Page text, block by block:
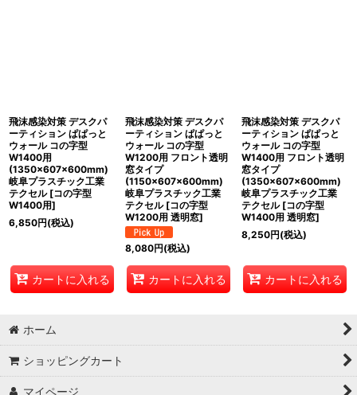
飛沫感染対策 デスクパ
ーティション ぱぱっと
ウォール コの字型
W1400用
(1350×607×600mm)
岐阜プラスチック工業
テクセル [コの字型
W1400用]
6,850円(税込)
カートに入れる
飛沫感染対策 デスクパ
ーティション ぱぱっと
ウォール コの字型
W1200用 フロント透明
窓タイプ
(1150×607×600mm)
岐阜プラスチック工業
テクセル [コの字型
W1200用 透明窓]
8,080円(税込)
カートに入れる
飛沫感染対策 デスクパ
ーティション ぱぱっと
ウォール コの字型
W1400用 フロント透明
窓タイプ
(1350×607×600mm)
岐阜プラスチック工業
テクセル [コの字型
W1400用 透明窓]
8,250円(税込)
カートに入れる
ホーム
ショッピングカート
マイページ